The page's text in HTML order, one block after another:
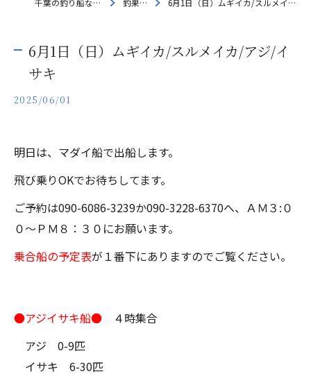
千葉の釣り船なら新盛丸 釣果速報 6月1日（日）ムギイカ/スルメイカ/アジ/イサキ
6月1日（日）ムギイカ/スルメイカ/アジ/イ
サキ
2025/06/01
明日は、マダイ船で出船します。
飛び乗りOKでお待ちしてます。
ご予約は090-6086-3239か090-3228-6370へ、ＡＭ３:０
０～ＰＭ８：３０にお願います。
乗合船の予定表が１番下にありますのでご覧ください。
●アジイサキ船●
４時集合
アジ 0-9匹
イサキ 6-30匹